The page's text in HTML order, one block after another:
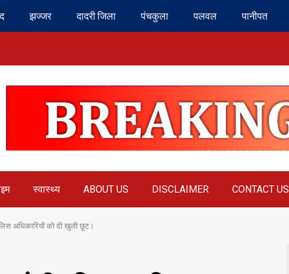
झज्जर दादरी जिला पंचकुला पलवल पानीपत
स्वास्थ्य ABOUT US DISCLAIMER CONTACT US
अधिकारियों को दी खुली छूट।